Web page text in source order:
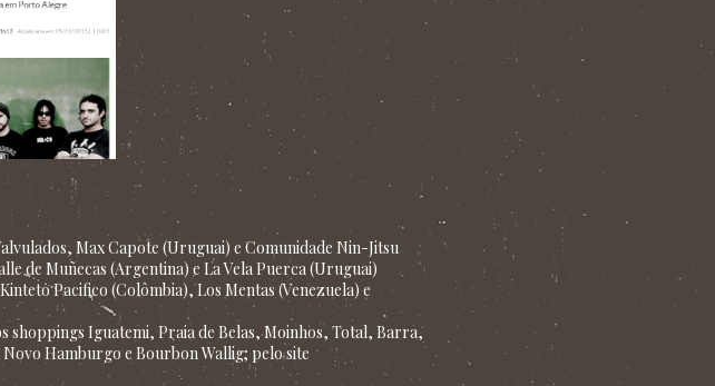
Max Capote (Uruguai) e Comunidade Nin-Jitsu
de Muñecas (Argentina) e La Vela Puerca (Uruguai)
Pacifico (Colômbia), Los Mentas (Venezuela) e
shoppings Iguatemi, Praia de Belas, Moinhos, Total, Barra,
Hamburgo e Bourbon Wallig; pelo site